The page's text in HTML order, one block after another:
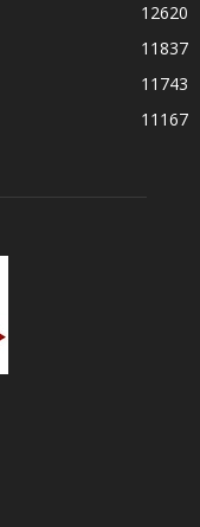
12620
11837
11743
11167